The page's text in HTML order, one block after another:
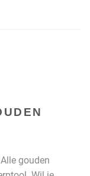
gouden